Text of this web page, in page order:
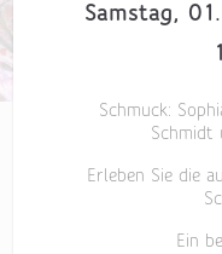
Grosche ist
Samstag,
Schmuck:
Schmidt
Erleben Sie die
Ein